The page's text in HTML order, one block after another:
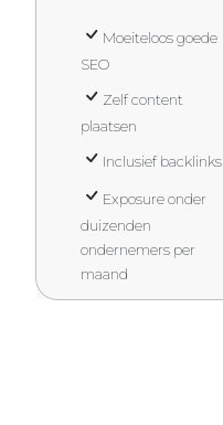
Moeiteloos goede
SEO
Zelf content
plaatsen
Inclusief backlinks
Exposure onder
duizenden
ondernemers per
maand